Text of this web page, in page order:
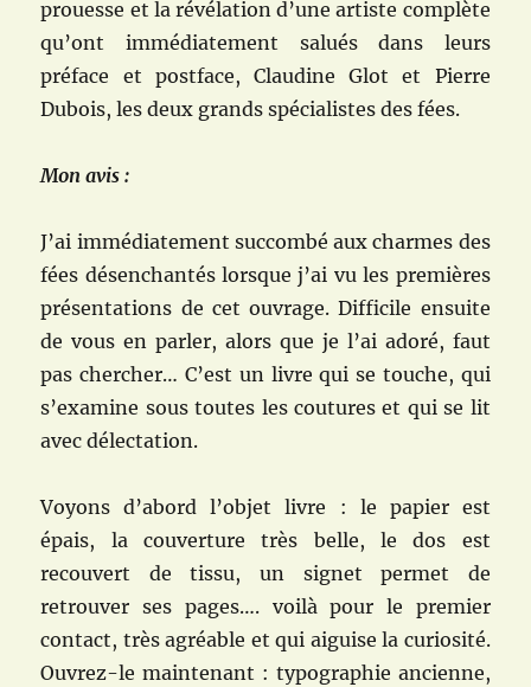
prouesse et la révélation d’une artiste complète
qu’ont immédiatement salués dans leurs
préface et postface, Claudine Glot et Pierre
Dubois, les deux grands spécialistes des fées.
Mon avis :
J’ai immédiatement succombé aux charmes des
fées désenchantés lorsque j’ai vu les premières
présentations de cet ouvrage. Difficile ensuite
de vous en parler, alors que je l’ai adoré, faut
pas chercher… C’est un livre qui se touche, qui
s’examine sous toutes les coutures et qui se lit
avec délectation.
Voyons d’abord l’objet livre : le papier est
épais, la couverture très belle, le dos est
recouvert de tissu, un signet permet de
retrouver ses pages…. voilà pour le premier
contact, très agréable et qui aiguise la curiosité.
Ouvrez-le maintenant : typographie ancienne,